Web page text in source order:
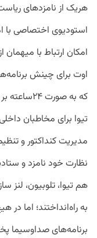
استودیوی اختصاصی با
امکان ارتباط با میهمان
اوت برای چینش
که به صورت
تیوا برای مخاطبان
مدیریت کنداکتور و
نظارت خود نامزد و
هم تیوا، تلوبیون، لنز
به راه‌انداختند؛ اما در
برنامه‌های صداوسیما